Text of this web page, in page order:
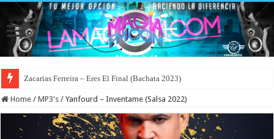
Zacarias Ferreira – Eres El Final (Bachata 2023)
Home / MP3's / Yanfourd – Inventame (Salsa 2022)